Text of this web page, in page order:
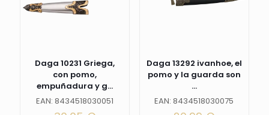
Daga 10231 Griega,
con pomo,
empuñadura y g...
EAN: 8434518030051
Daga 13292 ivanhoe, el
pomo y la guarda son
...
EAN: 8434518030075